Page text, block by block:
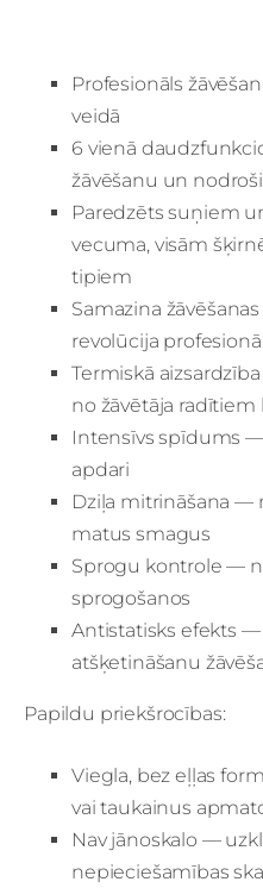
Profesionāls
veidā
6 vienā
žāvēšanu un
Paredzēts suņiem
vecuma, visām
tipiem
Samazina
revolūcija
Termiskā
no žāvētāja
Intensīvs spīdums
apdari
Dziļa mitrināšana —
matus smagus
Sprogu kontrole —
sprogošanos
Antistatisks efekts
atšķetināšanu
Papildu priekšrocības:
Viegla, bez eļļas
vai taukainus
Nav jānoskalo —
nepieciešamības